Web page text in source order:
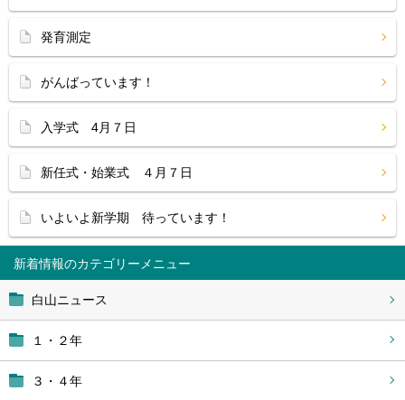
新着情報
白山ニュース
１・２年
３・４年
発育測定
がんばっています！
入学式 4月７日
新任式・始業式 ４月７日
いよいよ新学期 待っています！